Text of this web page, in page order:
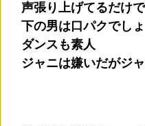
声張り上げてるだけ
下の男は口パクでしょ
ダンスも素人
ジャニは嫌いだがジ